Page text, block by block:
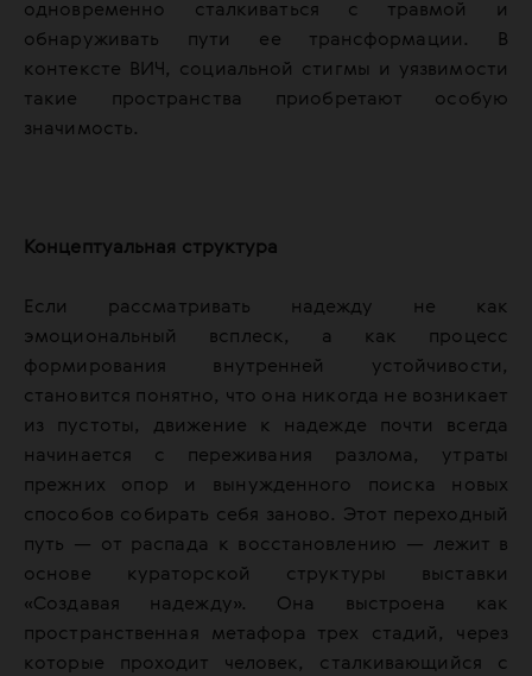
одновременно сталкиваться с травмой и
обнаруживать пути ее трансформации. В
контексте ВИЧ, социальной стигмы и уязвимости
такие пространства приобретают особую
значимость.
Концептуальная структура
Если рассматривать надежду не как
эмоциональный всплеск, а как процесс
формирования внутренней устойчивости,
становится понятно, что она никогда не возникает
из пустоты, движение к надежде почти всегда
начинается с переживания разлома, утраты
прежних опор и вынужденного поиска новых
способов собирать себя заново. Этот переходный
путь — от распада к восстановлению — лежит в
основе кураторской структуры выставки
«Создавая надежду». Она выстроена как
пространственная метафора трех стадий, через
которые проходит человек, сталкивающийся с